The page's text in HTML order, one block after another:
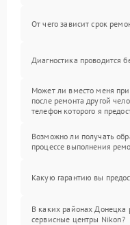
От чего зависит срок
Диагностика проводится
Может ли вместо меня
после ремонта другой
телефон которого я
Возможно ли получать
процессе выполнения
Какую гарантию вы
В каких районах Донецка
сервисные центры Nikon?